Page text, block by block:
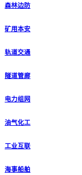
森林边防
矿用本安
轨道交通
隧道管廊
电力组网
油气化工
工业互联
海事船舶